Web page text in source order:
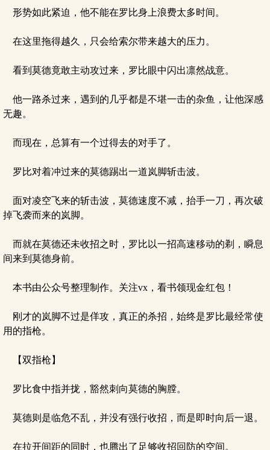
形势如此紧迫，他不能在罗比身上浪费太多时间。
在这里拖得越久，只会给索尔带来越大的压力。
看到莫德竟敢主动攻过来，罗比眼中闪出凛然战意。
他一路杀过来，遇到的几乎都是不堪一击的杂鱼，让他深感
无趣。
而现在，总算有一个过得去的对手了。
罗比对着冲过来的莫德踢出一道岚脚斩击波。
面对凌空飞来的斩击波，莫德速度不减，抬手一刀，再次破
掉飞袭而来的岚脚。
而就在莫德还未收招之时，罗比以一招高速移动的剃，瞬息
间来到莫德身前。
本书由公众号整理制作。关注vx，看书领现金红包！
刚才的岚脚不过是佯攻，真正的杀招，始终是罗比最经常使
用的指枪。
【双指枪】
罗比食中指并拢，豁然刺向莫德的胸膛。
莫德则是临危不乱，并没有强行收招，而是即时向后一退。
在拉开间距的同时，也腾出了足够收招回防的空间。